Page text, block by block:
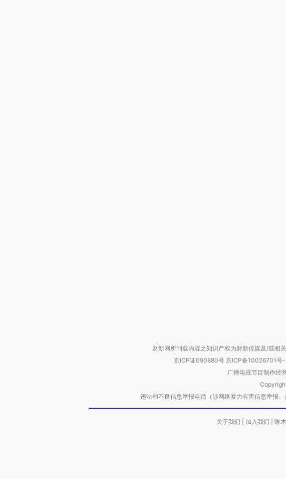
财新网所刊载内容之知识产权为财新传媒及/或相
京ICP证090880号 京ICP备10026701号
广播电视节目制作经
违法和不良信息举报电话（涉网络暴力有害信息举
关于我们 加入我们 啄